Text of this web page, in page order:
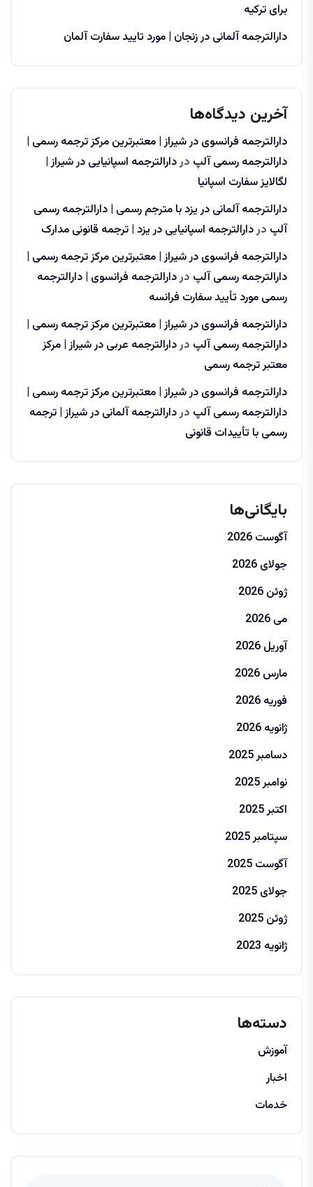
برای ترکیه
دارالترجمه آلمانی در زنجان | مورد تایید سفارت آلمان
آخرین دیدگاه‌ها
دارالترجمه فرانسوی در شیراز | معتبرترین مرکز ترجمه رسمی |
دارالترجمه رسمی آلپ دردارالترجمه اسپانیایی در شیراز |
لگالایز سفارت اسپانیا
دارالترجمه آلمانی در یزد با مترجم رسمی | دارالترجمه رسمی
آلپ دردارالترجمه اسپانیایی در یزد | ترجمه قانونی مدارک
دارالترجمه فرانسوی در شیراز | معتبرترین مرکز ترجمه رسمی |
دارالترجمه رسمی آلپ دردارالترجمه فرانسوی | دارالترجمه
رسمی مورد تأیید سفارت فرانسه
دارالترجمه فرانسوی در شیراز | معتبرترین مرکز ترجمه رسمی |
دارالترجمه رسمی آلپ دردارالترجمه عربی در شیراز | مرکز
معتبر ترجمه رسمی
دارالترجمه فرانسوی در شیراز | معتبرترین مرکز ترجمه رسمی |
دارالترجمه رسمی آلپ دردارالترجمه آلمانی در شیراز | ترجمه
رسمی با تأییدات قانونی
بایگانی‌ها
آگوست 2026
جولای 2026
ژوئن 2026
می 2026
آوریل 2026
مارس 2026
فوریه 2026
ژانویه 2026
دسامبر 2025
نوامبر 2025
اکتبر 2025
سپتامبر 2025
آگوست 2025
جولای 2025
ژوئن 2025
ژانویه 2023
دسته‌ها
آموزش
اخبار
خدمات